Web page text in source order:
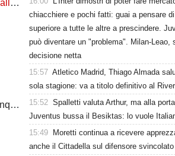
chiacchiere e pochi fatti: guai a pensare
superiore a tutte le altre a prescindere.
può diventare un "problema". Milan-Leao,
decisione netta
15:57 Atletico Madrid, Thiago Almada
sola stagione: va a titolo definitivo al River
15:52 Spalletti valuta Arthur, ma alla
Juventus bussa il Besiktas: lo vuole
15:49
Moretti continua a ricevere
anche il Cittadella sul difensore svincolato